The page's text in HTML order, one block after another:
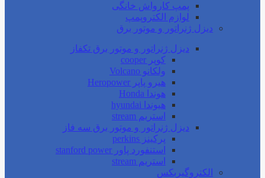
پمپ کارواش خانگی
لوازم الکتروپمپ
دیزل ژنراتور و موتور برق
دیزل ژنراتور و موتور برق تکفاز
کوپر cooper
ولکانو Volcano
هیرو پاپر Heropower
هوندا Honda
هیوندا hyundai
استریم stream
دیزل ژنراتور و موتور برق سه فاز
پرکینز perkins
استنفورد پاور stanford power
استریم stream
الکتروگیربکس